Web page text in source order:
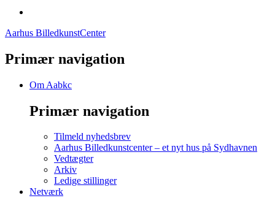
Aarhus BilledkunstCenter
Primær navigation
Om Aabkc
Primær navigation
Tilmeld nyhedsbrev
Aarhus Billedkunstcenter – et nyt hus på Sydhavnen
Vedtægter
Arkiv
Ledige stillinger
Netværk